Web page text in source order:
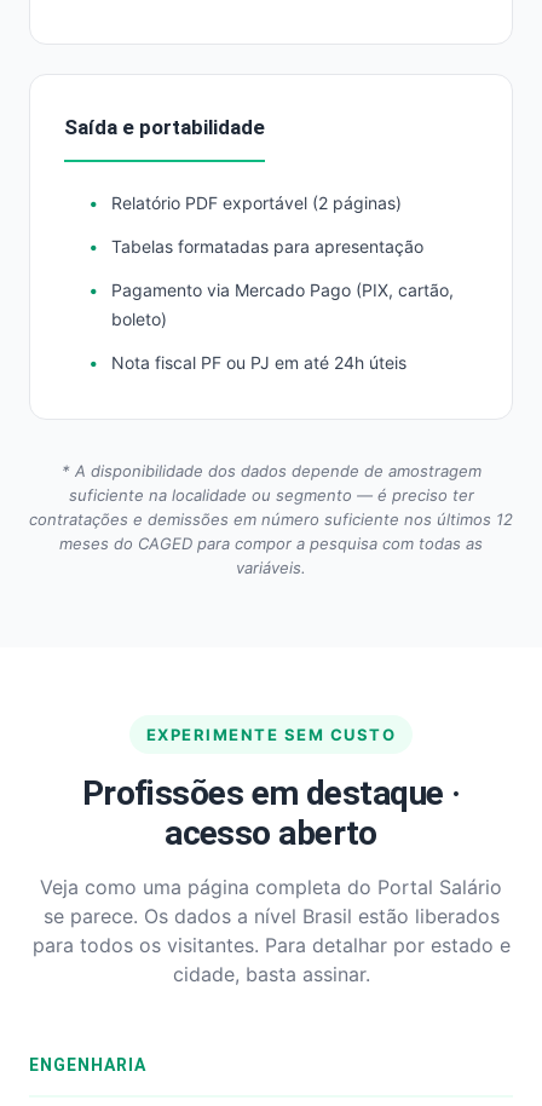
Saída e portabilidade
Relatório PDF exportável (2 páginas)
Tabelas formatadas para apresentação
Pagamento via Mercado Pago (PIX, cartão,
boleto)
Nota fiscal PF ou PJ em até 24h úteis
* A disponibilidade dos dados depende de amostragem
suficiente na localidade ou segmento — é preciso ter
contratações e demissões em número suficiente nos últimos 12
meses do CAGED para compor a pesquisa com todas as
variáveis.
EXPERIMENTE SEM CUSTO
Profissões em destaque ·
acesso aberto
Veja como uma página completa do Portal Salário
se parece. Os dados a nível Brasil estão liberados
para todos os visitantes. Para detalhar por estado e
cidade, basta assinar.
ENGENHARIA